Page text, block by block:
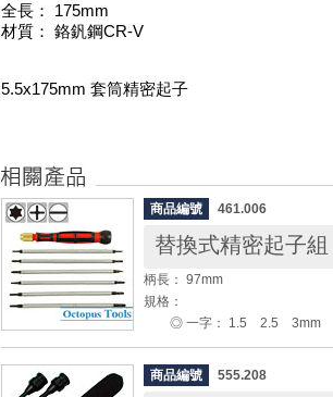
全長： 175mm
材質： 鉻釩鋼CR-V
5.5x175mm 套筒精密起子
商品編號 461.006
替換式精密起子
柄長： 97mm
規格：
◎ 一字： 1.5 2.5 3mm
◎ 十字： #00 #0 #1
◎ 星型： T6 T7 T8 T9
材質：銅頭、鎳鉻鉬鋼、塑膠
商品編號 555.208